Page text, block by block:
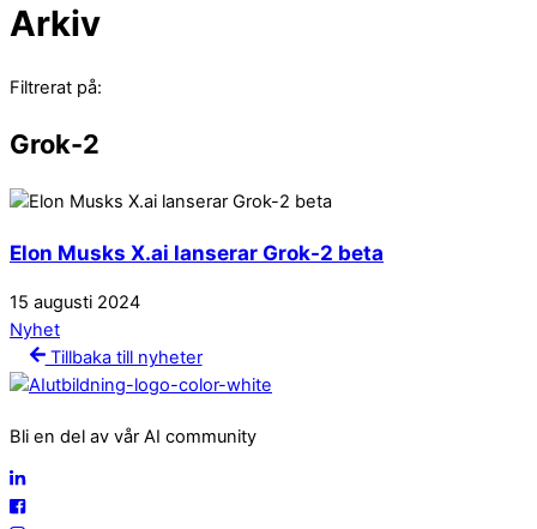
Arkiv
Filtrerat på:
Grok-2
Elon Musks X.ai lanserar Grok-2 beta
15 augusti 2024
Nyhet
Tillbaka till nyheter
Bli en del av vår AI community